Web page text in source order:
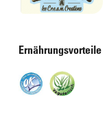
Ernährungsvorteile